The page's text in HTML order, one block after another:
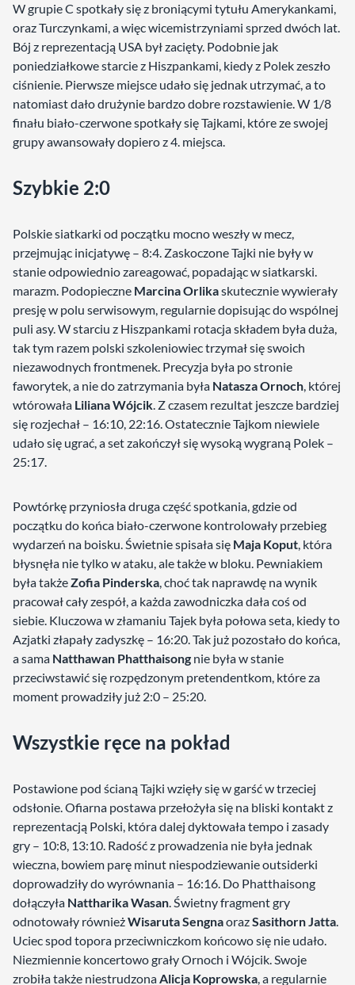
W grupie C spotkały się z broniącymi tytułu Amerykankami,
oraz Turczynkami, a więc wicemistrzyniami sprzed dwóch lat.
Bój z reprezentacją USA był zacięty. Podobnie jak
poniedziałkowe starcie z Hiszpankami, kiedy z Polek zeszło
ciśnienie. Pierwsze miejsce udało się jednak utrzymać, a to
natomiast dało drużynie bardzo dobre rozstawienie. W 1/8
finału biało-czerwone spotkały się Tajkami, które ze swojej
grupy awansowały dopiero z 4. miejsca.
Szybkie 2:0
Polskie siatkarki od początku mocno weszły w mecz,
przejmując inicjatywę – 8:4. Zaskoczone Tajki nie były w
stanie odpowiednio zareagować, popadając w siatkarski.
marazm. Podopieczne Marcina Orlikaskutecznie wywierały
presję w polu serwisowym, regularnie dopisując do wspólnej
puli asy. W starciu z Hiszpankami rotacja składem była duża,
tak tym razem polski szkoleniowiec trzymał się swoich
niezawodnych frontmenek. Precyzja była po stronie
faworytek, a nie do zatrzymania była Natasza Ornoch, której
wtórowała Liliana Wójcik. Z czasem rezultat jeszcze bardziej
się rozjechał – 16:10, 22:16. Ostatecznie Tajkom niewiele
udało się ugrać, a set zakończył się wysoką wygraną Polek –
25:17.
Powtórkę przyniosła druga część spotkania, gdzie od
początku do końca biało-czerwone kontrolowały przebieg
wydarzeń na boisku. Świetnie spisała się Maja Koput, która
błysnęła nie tylko w ataku, ale także w bloku. Pewniakiem
była takżeZofia Pinderska, choć tak naprawdę na wynik
pracował cały zespół, a każda zawodniczka dała coś od
siebie. Kluczowa w złamaniu Tajek była połowa seta, kiedy to
Azjatki złapały zadyszkę – 16:20. Tak już pozostało do końca,
a sama Natthawan Phatthaisong nie była w stanie
przeciwstawić się rozpędzonym pretendentkom, które za
moment prowadziły już 2:0 – 25:20.
Wszystkie ręce na pokład
Postawione pod ścianą Tajki wzięły się w garść w trzeciej
odsłonie. Ofiarna postawa przełożyła się na bliski kontakt z
reprezentacją Polski, która dalej dyktowała tempo i zasady
gry – 10:8, 13:10. Radość z prowadzenia nie była jednak
wieczna, bowiem parę minut niespodziewanie outsiderki
doprowadziły do wyrównania – 16:16. Do Phatthaisong
dołączyła Nattharika Wasan. Świetny fragment gry
odnotowały równieżWisaruta SengnaorazSasithorn Jatta.
Uciec spod topora przeciwniczkom końcowo się nie udało.
Niezmiennie koncertowo grały Ornoch i Wójcik. Swoje
zrobiła także niestrudzonaAlicja Koprowska, a regularnie